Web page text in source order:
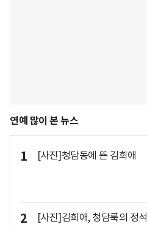
연예 많이 본 뉴스
1 [사진]청담동에 뜬 김희애
2 [사진]김희애, 청담룩의 정석